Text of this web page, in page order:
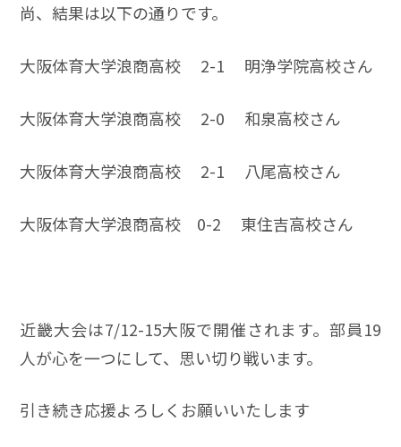
尚、結果は以下の通りです。
大阪体育大学浪商高校 2-1 明浄学院高校さん
大阪体育大学浪商高校 2-0 和泉高校さん
大阪体育大学浪商高校 2-1 八尾高校さん
大阪体育大学浪商高校 0-2 東住吉高校さん
近畿大会は7/12-15大阪で開催されます。部員19
人が心を一つにして、思い切り戦います。
引き続き応援よろしくお願いいたします